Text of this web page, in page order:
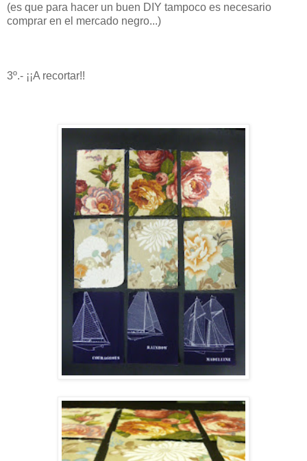
(es que para hacer un buen DIY tampoco es necesario
comprar en el mercado negro...)
3º.- ¡¡A recortar!!